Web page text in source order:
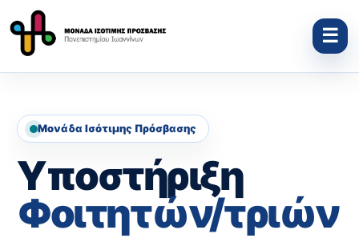
Μονάδα Ισότιμης Πρόσβασης
Υποστήριξη
Φοιτητών/τριών